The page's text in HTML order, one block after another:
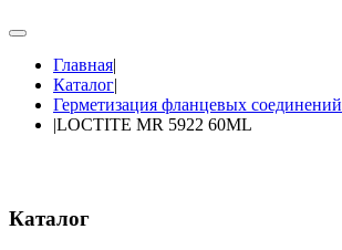
Главная|
Каталог|
Герметизация фланцевых соединений
|LOCTITE MR 5922 60ML
Каталог